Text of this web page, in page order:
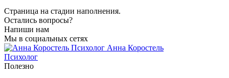
Страница на стадии наполнения.
Остались вопросы?
Напиши нам
Мы в социальных сетях
Анна Коростель
Психолог
Полезно